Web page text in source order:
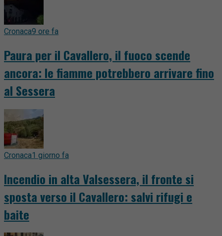
Cronaca9 ore fa
Paura per il Cavallero, il fuoco scende
ancora: le fiamme potrebbero arrivare fino
al Sessera
Cronaca1 giorno fa
Incendio in alta Valsessera, il fronte si
sposta verso il Cavallero: salvi rifugi e
baite